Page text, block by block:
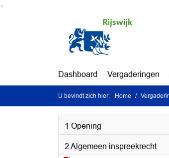
Dashboard Vergaderingen
U bevindt zich hier: Home
1 Opening
2 Algemeen inspreekrecht